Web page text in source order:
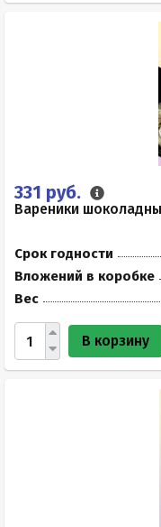
331 руб.
Вареники
Срок годности
Вложений в коробке
Вес
В корзину